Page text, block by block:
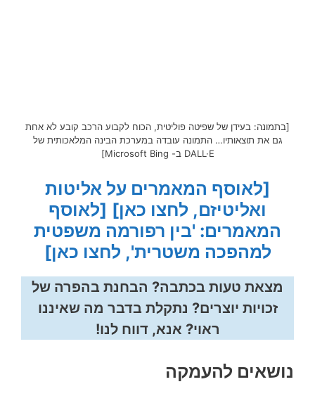
[בתמונה: בעידן של שפיטה פוליטית, הכוח לקבוע הרכב קובע לא אחת
גם את תוצאותיו… התמונה עובדה במערכת הבינה המלאכותית של
DALL·E ב- Microsoft Bing]
[לאוסף המאמרים על אליטות
ואליטיזם, לחצו כאן] [לאוסף
המאמרים: 'בין רפורמה משפטית
למהפכה משטרית', לחצו כאן]
מצאת טעות בכתבה? הבחנת בהפרה של
זכויות יוצרים? נתקלת בדבר מה שאיננו
ראוי? אנא, דווח לנו!
נושאים להעמקה